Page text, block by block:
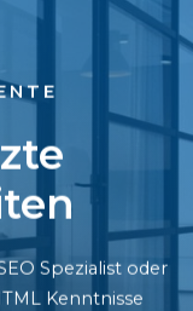
Spezialist oder
Kenntnisse